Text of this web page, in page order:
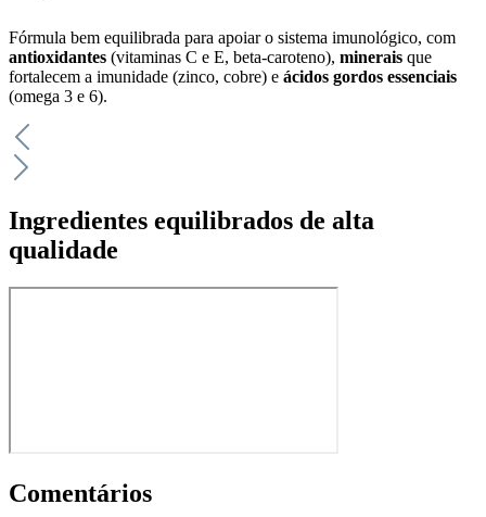
Fórmula bem equilibrada para apoiar o sistema imunológico, com
antioxidantes (vitaminas C e E, beta-caroteno), minerais que
fortalecem a imunidade (zinco, cobre) e ácidos gordos essenciais
(omega 3 e 6).
Ingredientes equilibrados de alta
qualidade
Comentários